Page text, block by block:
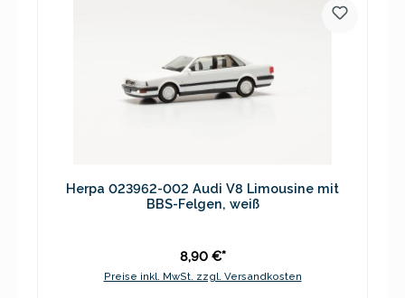
Herpa 023962-002 Audi V8 Limousine mit
BBS-Felgen, weiß
8,90 €*
Preise inkl. MwSt. zzgl. Versandkosten